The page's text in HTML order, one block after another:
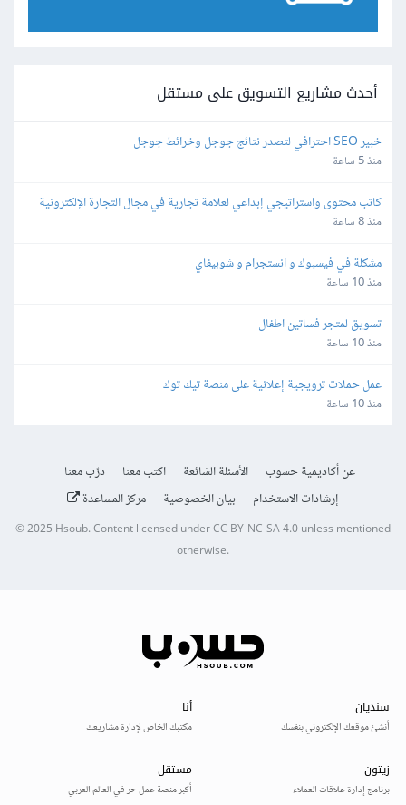
أحدث مشاريع التسويق على مستقل
خبير SEO احترافي لتصدر نتائج جوجل وخرائط جوجل
منذ 5 ساعة
كاتب محتوى واستراتيجي إبداعي لعلامة تجارية في مجال التجارة الإلكترونية
منذ 8 ساعة
مشكلة في فيسبوك و انستجرام و شوبيفاي
منذ 10 ساعة
تسويق لمتجر فساتين اطفال
منذ 10 ساعة
عمل حملات ترويجية إعلانية على منصة تيك توك
منذ 10 ساعة
عن أكاديمية حسوب الأسئلة الشائعة اكتب معنا
درّب معنا
إرشادات الاستخدام
بيان الخصوصية مركز المساعدة
© 2025 Hsoub.Content licensed underCC BY-NC-SA 4.0unless mentioned
otherwise.